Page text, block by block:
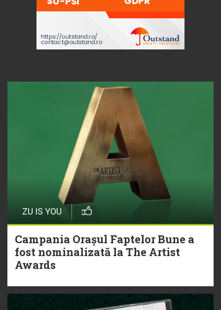
ZU IS YOU
Campania Orașul Faptelor Bune a
fost nominalizată la The Artist
Awards